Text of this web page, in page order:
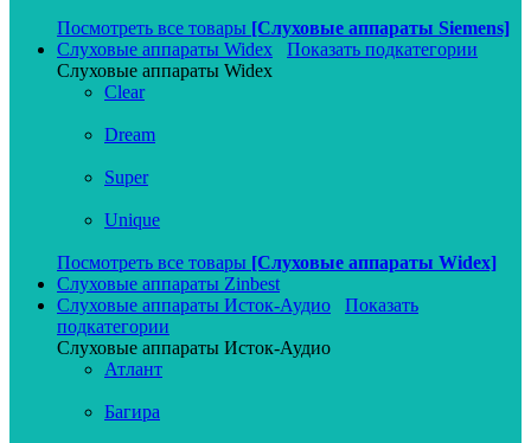
Посмотреть все товары [Слуховые аппараты Siemens]
Слуховые аппараты Widex
Показать подкатегории
Слуховые аппараты Widex
Clear
Dream
Super
Unique
Посмотреть все товары [Слуховые аппараты Widex]
Слуховые аппараты Zinbest
Слуховые аппараты Исток-Аудио
Показать
подкатегории
Слуховые аппараты Исток-Аудио
Атлант
Багира